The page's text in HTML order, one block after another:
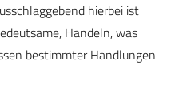
hierbei ist
Handeln, was
bestimmter Handlungen